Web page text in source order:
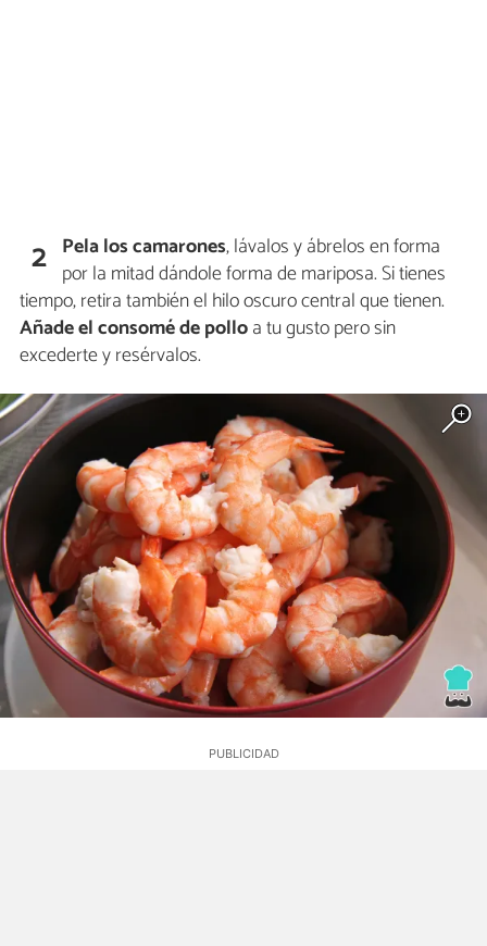
2 Pela los camarones, lávalos y ábrelos en forma
por la mitad dándole forma de mariposa. Si tienes
tiempo, retira también el hilo oscuro central que tienen.
Añade el consomé de polloa tu gusto pero sin
excederte y resérvalos.